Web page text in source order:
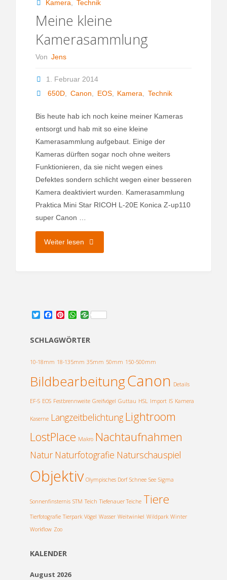
Kamera Technik
Meine kleine
Kamerasammlung
Von Jens
1. Februar 2014
650D, Canon EOS, Kamera Technik
Bis heute hab ich noch keine meiner Kameras
entsorgt und hab mit so eine kleine
Kamerasammlung aufgebaut. Einige der
Kameras dürften sogar noch ohne weiters
Funktionieren, da sie nicht wegen eines
Defektes sondern schlicht wegen einer besseren
Kamera deaktiviert wurden. Kamerasammlung
Praktica Mini Star RICOH L-20E Konica Z-up110
super Canon …
Weiter lesen"Meine
T
t
r
F
e
o
P
t
e
t
W
t
p
SCHLAGWÖRTER
10-18mm 18-135mm 35mm 50mm 150-500mm
BildbearbeitungCanon Details
EF-S EOS Festbrennweite Greifvögel Guttau HSL Import IS Kamera
Kaserne Langzeitbelichtung Lightroom
LostPlace Makro Nachtaufnahmen
Natur Naturfotografie Naturschauspiel
Objektiv Olympisches Dorf Schnee See Sigma
Sonnenfinsternis STM Teich Tiefenauer Teiche Tiere
Tierfotografie Tierpark Vögel Wasser Weitwinkel Wildpark Winter
Workflow Zoo
KALENDER
August 2026